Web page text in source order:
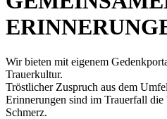
Wir bieten mit eigenem
Trauerkultur.
Tröstlicher Zuspruch aus dem
Erinnerungen sind im Trauerfall die
Schmerz.